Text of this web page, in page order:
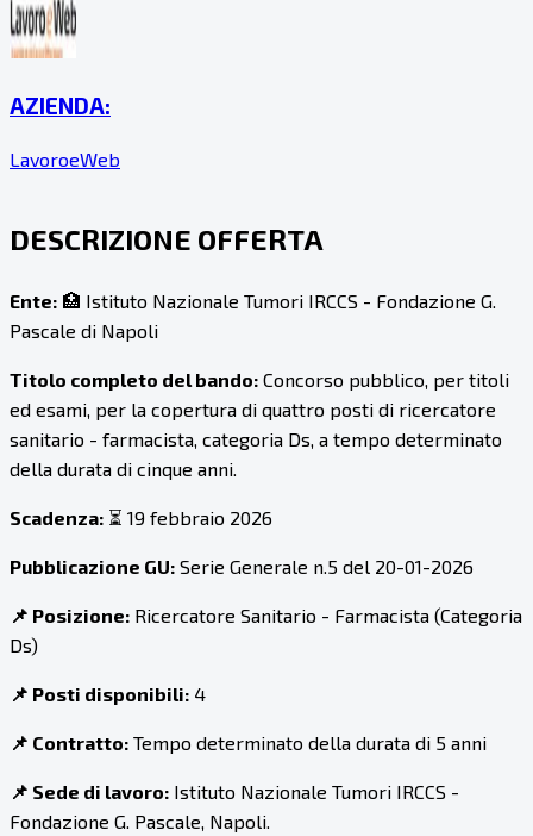
AZIENDA:
LavoroeWeb
DESCRIZIONE OFFERTA
Ente: 🏥 Istituto Nazionale Tumori IRCCS - Fondazione G.
Pascale di Napoli
Titolo completo del bando: Concorso pubblico, per titoli
ed esami, per la copertura di quattro posti di ricercatore
sanitario - farmacista, categoria Ds, a tempo determinato
della durata di cinque anni.
Scadenza: ⏳ 19 febbraio 2026
Pubblicazione GU: Serie Generale n.5 del 20-01-2026
📌 Posizione: Ricercatore Sanitario - Farmacista (Categoria
Ds)
📌 Posti disponibili: 4
📌 Contratto: Tempo determinato della durata di 5 anni
📌 Sede di lavoro: Istituto Nazionale Tumori IRCCS -
Fondazione G. Pascale, Napoli.